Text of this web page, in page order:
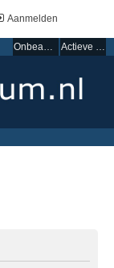
Aanmelden
Onbeantwoorde onderwerpen Actieve onderwerpen